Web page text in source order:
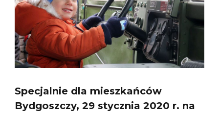
Specjalnie dla mieszkańców
Bydgoszczy, 29 stycznia 2020 r. na